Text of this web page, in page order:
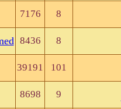
8
7176
8
8436
101
39191
9
8698